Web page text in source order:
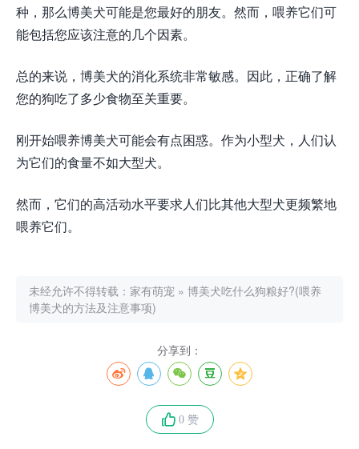
种，那么博美犬可能是您最好的朋友。然而，喂养它们可
能包括您应该注意的几个因素。
总的来说，博美犬的消化系统非常敏感。因此，正确了解
您的狗吃了多少食物至关重要。
刚开始喂养博美犬可能会有点困惑。作为小型犬，人们认
为它们的食量不如大型犬。
然而，它们的高活动水平要求人们比其他大型犬更频繁地
喂养它们。
未经允许不得转载： 家有萌宠 » 博美犬吃什么狗粮好?(喂养
博美犬的方法及注意事项)
分享到：
0 赞